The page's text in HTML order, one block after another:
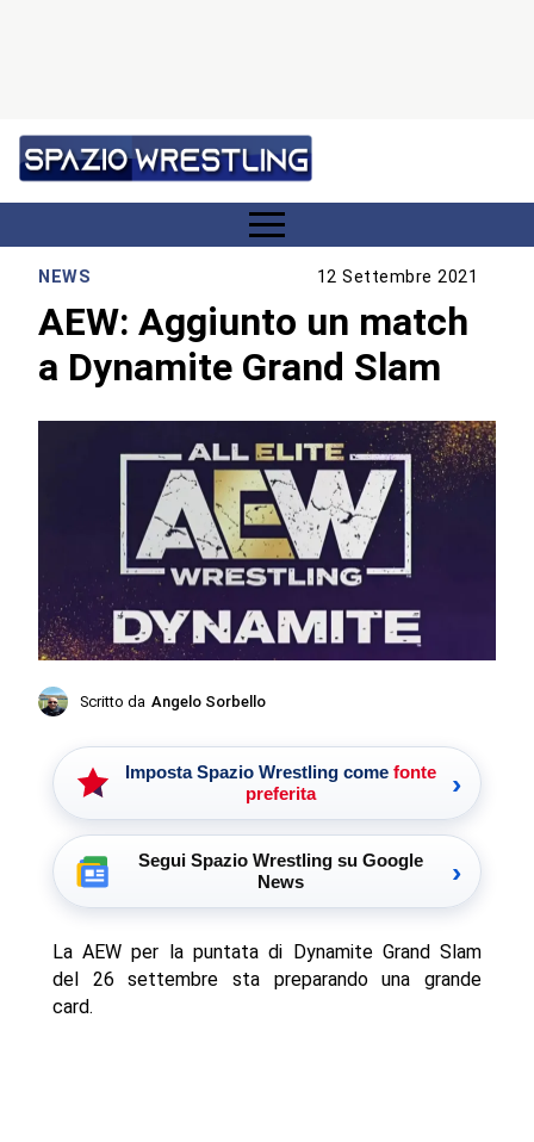
NEWS 12 Settembre 2021
AEW: Aggiunto un match
a Dynamite Grand Slam
Scritto da Angelo Sorbello
Imposta Spazio Wrestling come fonte
preferita
›
Segui Spazio Wrestling su Google
News
›
La AEW per la puntata di Dynamite Grand Slam
del 26 settembre sta preparando una grande
card.